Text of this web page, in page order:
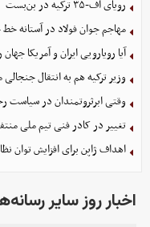
رویای اف-۳۵ ترکیه در بن‌بست
مهاجم جوان فولاد در آستانه
آیا رویارویی ایران و آمریکا
وزیر ترکیه هم به انتقال
وقتی ابرثروتمندان در سیاست
تغییر در کادر فنی تیم ملی
اهداف ژاپن برای افزایش توان